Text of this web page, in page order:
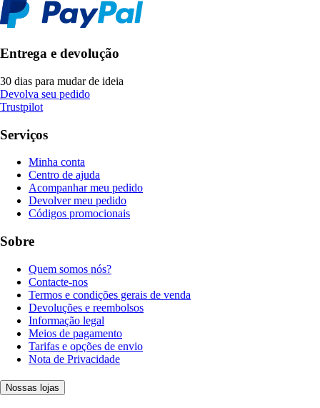
Entrega e devolução
30 dias para mudar de ideia
Devolva seu pedido
Trustpilot
Serviços
Minha conta
Centro de ajuda
Acompanhar meu pedido
Devolver meu pedido
Códigos promocionais
Sobre
Quem somos nós?
Contacte-nos
Termos e condições gerais de venda
Devoluções e reembolsos
Informação legal
Meios de pagamento
Tarifas e opções de envio
Nota de Privacidade
Nossas lojas